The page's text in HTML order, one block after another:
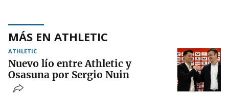
MÁS EN ATHLETIC
ATHLETIC
Nuevo lío entre Athletic y
Osasuna por Sergio Nuin